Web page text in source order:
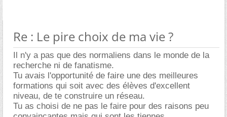
Re : Le pire choix de ma vie ?
Il n'y a pas que des normaliens dans le monde de la
recherche ni de fanatisme.
Tu avais l'opportunité de faire une des meilleures
formations qui soit avec des élèves d'excellent
niveau, de te construire un réseau.
Tu as choisi de ne pas le faire pour des raisons peu